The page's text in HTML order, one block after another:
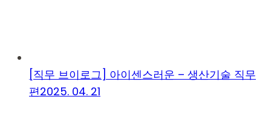
[직무 브이로그] 아이센스러운 – 생산기술 직무
편2025. 04. 21